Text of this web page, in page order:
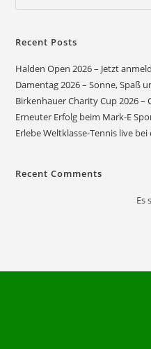
Recent Posts
Halden Open 2026 – Jetzt
Damentag 2026 – Sonne, Spaß
Birkenhauer Charity Cup 2026
Erneuter Erfolg beim Mark-E
Erlebe Weltklasse-Tennis live
Recent Comments
Es